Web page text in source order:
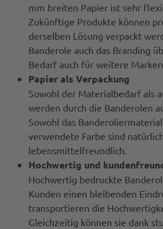
mm breiten Papier ist sehr
Zukünftige Produkte können
derselben Lösung verpackt
Banderole auch das Branding
Bedarf auch für weitere Marken.
Papier als Verpackung
Sowohl der Materialbedarf als
werden durch die Banderolen
Sowohl das
verwendete Farbe sind
lebensmittelfreundlich.
Hochwertig und
Hochwertig bedruckte
Kunden einen bleibenden
transportieren die
Gleichzeitig können sie dank